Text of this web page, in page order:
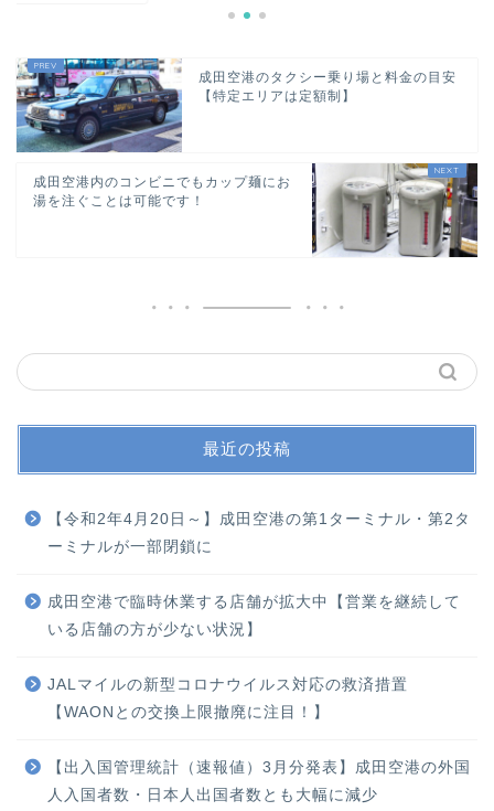
成田空港のタクシー乗り場と料金の目安
【特定エリアは定額制】
成田空港内のコンビニでもカップ麺にお
湯を注ぐことは可能です！
最近の投稿
【令和2年4月20日～】成田空港の第1ターミナル・第2タ
ーミナルが一部閉鎖に
成田空港で臨時休業する店舗が拡大中【営業を継続して
いる店舗の方が少ない状況】
JALマイルの新型コロナウイルス対応の救済措置
【WAONとの交換上限撤廃に注目！】
【出入国管理統計（速報値）3月分発表】成田空港の外国
人入国者数・日本人出国者数とも大幅に減少